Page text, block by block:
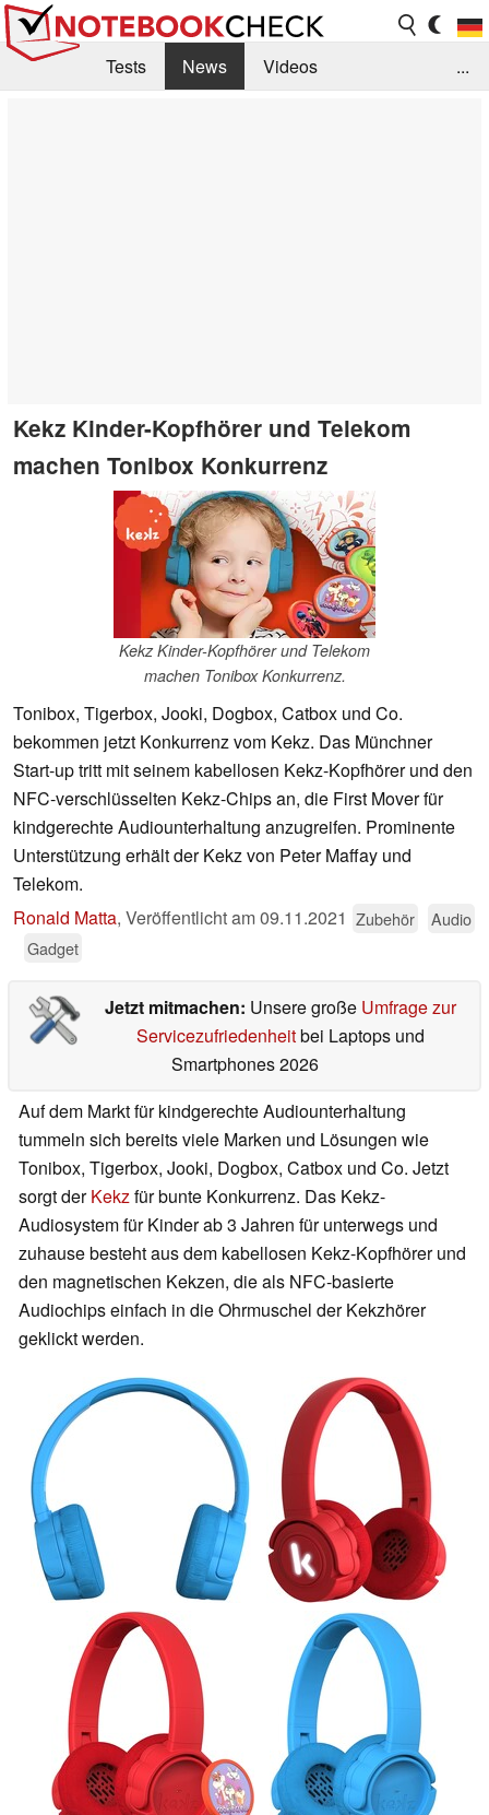
Tests News
Videos
...
Kekz Kinder-Kopfhörer und Telekom
machen Tonibox Konkurrenz
Kekz Kinder-Kopfhörer und Telekom
machen Tonibox Konkurrenz.
Tonibox, Tigerbox, Jooki, Dogbox, Catbox und Co.
bekommen jetzt Konkurrenz vom Kekz. Das Münchner
Start-up tritt mit seinem kabellosen Kekz-Kopfhörer und den
NFC-verschlüsselten Kekz-Chips an, die First Mover für
kindgerechte Audiounterhaltung anzugreifen. Prominente
Unterstützung erhält der Kekz von Peter Maffay und
Telekom.
Ronald Matta, Veröffentlicht am09.11.2021 Zubehör
Audio
Gadget
Jetzt mitmachen: Unsere große Umfrage zur
Servicezufriedenheitbei Laptops und
Smartphones 2026
Auf dem Markt für kindgerechte Audiounterhaltung
tummeln sich bereits viele Marken und Lösungen wie
Tonibox, Tigerbox, Jooki, Dogbox, Catbox und Co. Jetzt
sorgt derKekzfür bunte Konkurrenz. Das Kekz-
Audiosystem für Kinder ab 3 Jahren für unterwegs und
zuhause besteht aus dem kabellosen Kekz-Kopfhörer und
den magnetischen Kekzen, die als NFC-basierte
Audiochips einfach in die Ohrmuschel der Kekzhörer
geklickt werden.